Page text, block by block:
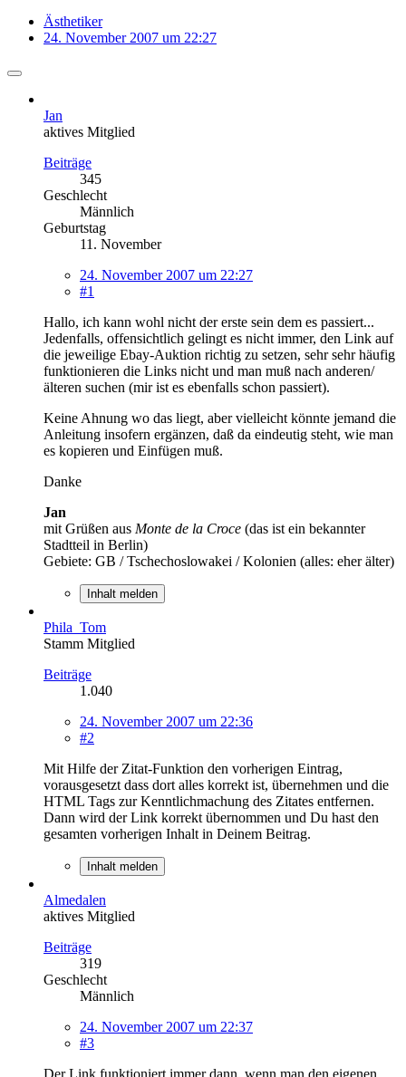
Ästhetiker
24. November 2007 um 22:27
Jan
aktives Mitglied
Beiträge
345
Geschlecht
Männlich
Geburtstag
11. November
24. November 2007 um 22:27
#1
Hallo, ich kann wohl nicht der erste sein dem es passiert...
Jedenfalls, offensichtlich gelingt es nicht immer, den Link auf
die jeweilige Ebay-Auktion richtig zu setzen, sehr sehr häufig
funktionieren die Links nicht und man muß nach anderen/
älteren suchen (mir ist es ebenfalls schon passiert).
Keine Ahnung wo das liegt, aber vielleicht könnte jemand die
Anleitung insofern ergänzen, daß da eindeutig steht, wie man
es kopieren und Einfügen muß.
Danke
Jan
mit Grüßen aus Monte de la Croce (das ist ein bekannter
Stadtteil in Berlin)
Gebiete: GB / Tschechoslowakei / Kolonien (alles: eher älter)
Inhalt melden
Phila_Tom
Stamm Mitglied
Beiträge
1.040
24. November 2007 um 22:36
#2
Mit Hilfe der Zitat-Funktion den vorherigen Eintrag,
vorausgesetzt dass dort alles korrekt ist, übernehmen und die
HTML Tags zur Kenntlichmachung des Zitates entfernen.
Dann wird der Link korrekt übernommen und Du hast den
gesamten vorherigen Inhalt in Deinem Beitrag.
Inhalt melden
Almedalen
aktives Mitglied
Beiträge
319
Geschlecht
Männlich
24. November 2007 um 22:37
#3
Der Link funktioniert immer dann, wenn man den eigenen